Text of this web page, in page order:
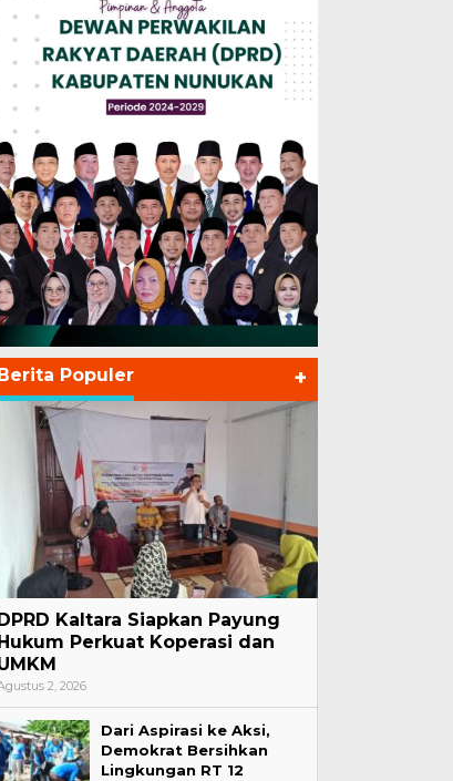
Berita Populer +
DPRD Kaltara Siapkan Payung
Hukum Perkuat Koperasi dan
2, 2026
Dari Aspirasi ke Aksi,
Demokrat Bersihkan
Lingkungan RT 12